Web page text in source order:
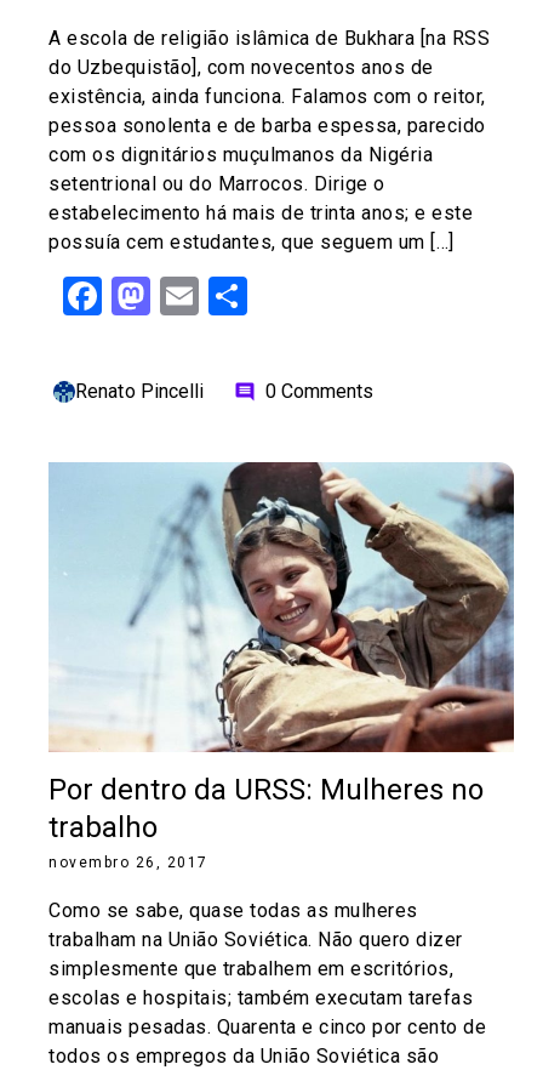
A escola de religião islâmica de Bukhara [na RSS
do Uzbequistão], com novecentos anos de
existência, ainda funciona. Falamos com o reitor,
pessoa sonolenta e de barba espessa, parecido
com os dignitários muçulmanos da Nigéria
setentrional ou do Marrocos. Dirige o
estabelecimento há mais de trinta anos; e este
possuía cem estudantes, que seguem um […]
Facebook
Mastodon
Email
Renato Pincelli comment 0 Comments
Por dentro da URSS: Mulheres no
trabalho
novembro 26, 2017
Como se sabe, quase todas as mulheres
trabalham na União Soviética. Não quero dizer
simplesmente que trabalhem em escritórios,
escolas e hospitais; também executam tarefas
manuais pesadas. Quarenta e cinco por cento de
todos os empregos da União Soviética são